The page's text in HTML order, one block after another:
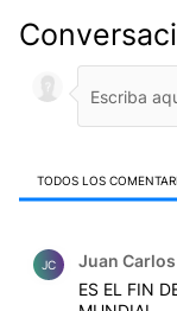
TODOS LOS
JC Juan
ES EL FIN